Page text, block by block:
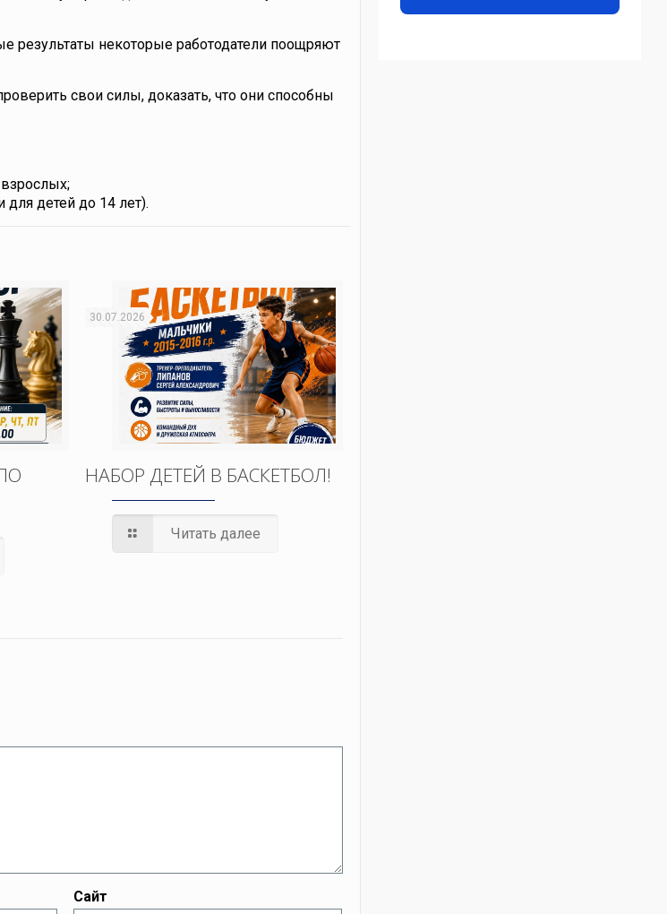
некоторые работодатели поощряют
свои силы, доказать, что они способны
детей до 14 лет).
30.07.2026
НАБОР ДЕТЕЙ В БАСКЕТБОЛ!
Читать далее
Сайт